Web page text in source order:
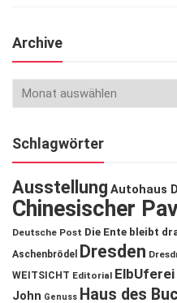
Archive
Schlagwörter
Ausstellung Autohaus
Chinesischer
Deutsche Post Die Ente bleibt
Aschenbrödel
Dresden
WEITSICHT Editorial ElbUferei
John Genuss Haus des